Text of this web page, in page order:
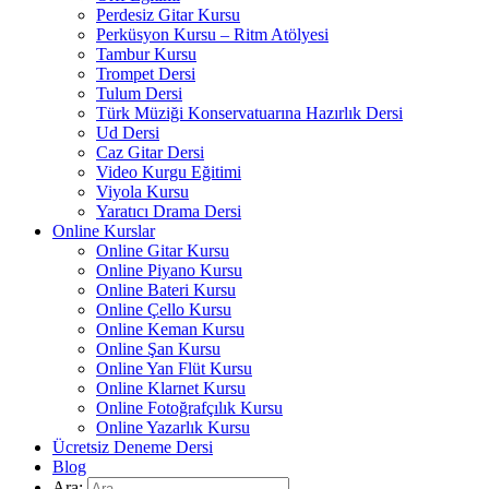
Perdesiz Gitar Kursu
Perküsyon Kursu – Ritm Atölyesi
Tambur Kursu
Trompet Dersi
Tulum Dersi
Türk Müziği Konservatuarına Hazırlık Dersi
Ud Dersi
Caz Gitar Dersi
Video Kurgu Eğitimi
Viyola Kursu
Yaratıcı Drama Dersi
Online Kurslar
Online Gitar Kursu
Online Piyano Kursu
Online Bateri Kursu
Online Çello Kursu
Online Keman Kursu
Online Şan Kursu
Online Yan Flüt Kursu
Online Klarnet Kursu
Online Fotoğrafçılık Kursu
Online Yazarlık Kursu
Ücretsiz Deneme Dersi
Blog